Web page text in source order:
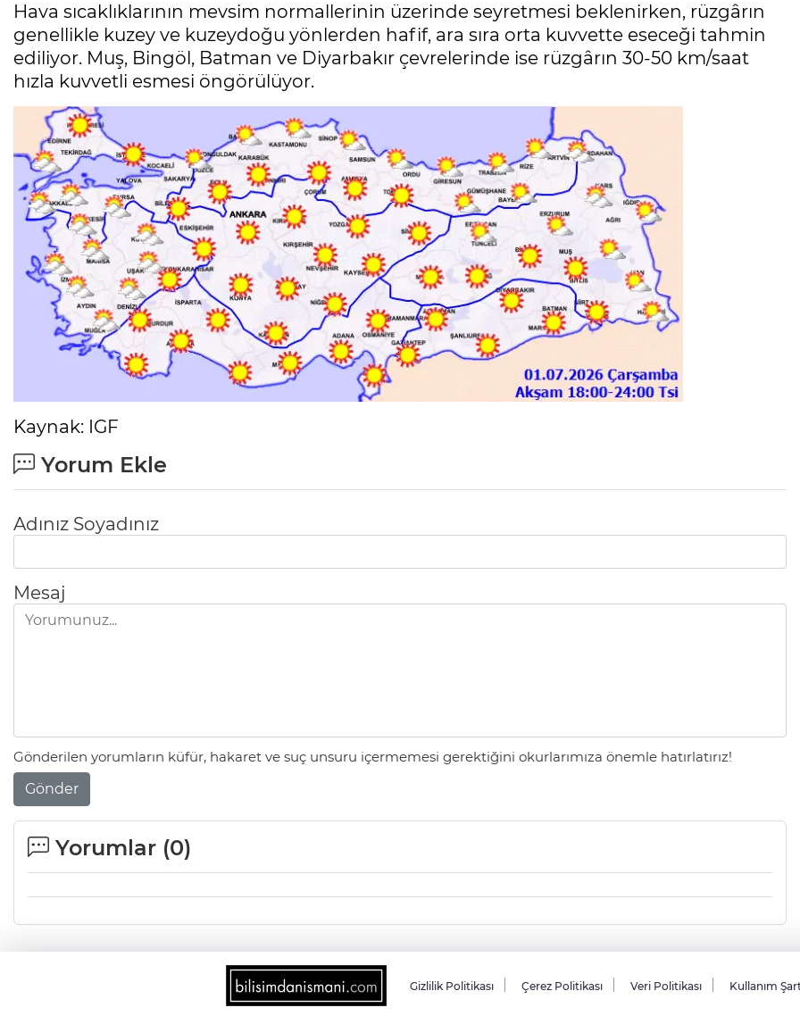
Hava sıcaklıklarının mevsim normallerinin üzerinde seyretmesi beklenirken, rüzgârın
genellikle kuzey ve kuzeydoğu yönlerden hafif, ara sıra orta kuvvette eseceği tahmin
ediliyor. Muş, Bingöl, Batman ve Diyarbakır çevrelerinde ise rüzgârın 30-50 km/saat
hızla kuvvetli esmesi öngörülüyor.
Kaynak: IGF
Yorum Ekle
Adınız Soyadınız
Mesaj
Gönderilen yorumların küfür, hakaret ve suç unsuru içermemesi gerektiğini okurlarımıza önemle hatırlatırız!
Gönder
Yorumlar (0)
Gizlilik Politikası Çerez Politikası Veri Politikası Kullanım